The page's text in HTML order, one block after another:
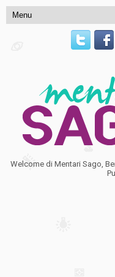
Welcome di Mentari Sago,